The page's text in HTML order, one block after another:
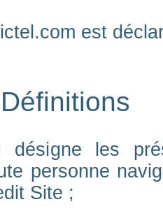
est
les
personne
Site ;